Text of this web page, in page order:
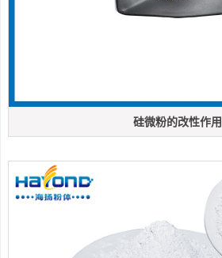
硅微粉的改性作用